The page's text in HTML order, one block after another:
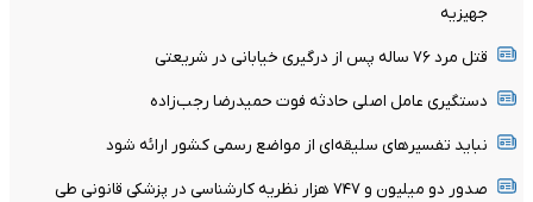
جهیزیه
قتل مرد ۷۶ ساله پس از درگیری خیابانی در شریعتی
دستگیری عامل اصلی حادثه فوت حمیدرضا رجب‌زاده
نباید تفسیرهای سلیقه‌ای از مواضع رسمی کشور ارائه شود
صدور دو میلیون و ۷۴۷ هزار نظریه کارشناسی در پزشکی قانونی طی